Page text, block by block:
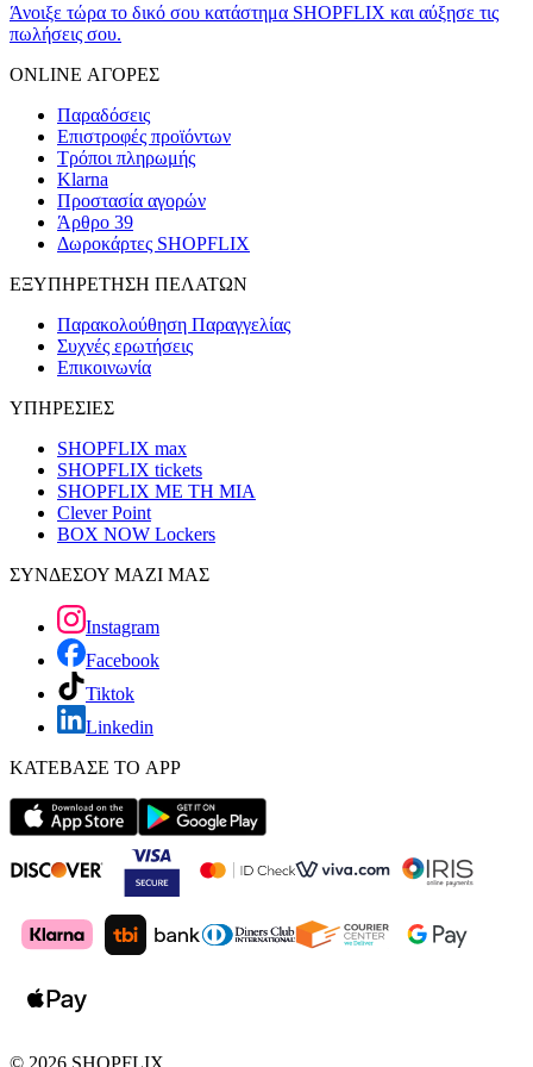
Άνοιξε τώρα το δικό σου κατάστημα SHOPFLIX και αύξησε τις
πωλήσεις σου.
ONLINE ΑΓΟΡΕΣ
Παραδόσεις
Επιστροφές προϊόντων
Τρόποι πληρωμής
Klarna
Προστασία αγορών
Άρθρο 39
Δωροκάρτες SHOPFLIX
ΕΞΥΠΗΡΕΤΗΣΗ ΠΕΛΑΤΩΝ
Παρακολούθηση Παραγγελίας
Συχνές ερωτήσεις
Επικοινωνία
ΥΠΗΡΕΣΙΕΣ
SHOPFLIX max
SHOPFLIX tickets
SHOPFLIX ΜΕ ΤΗ ΜΙΑ
Clever Point
BOX NOW Lockers
ΣΥΝΔΕΣΟΥ ΜΑΖΙ ΜΑΣ
Instagram
Facebook
Tiktok
Linkedin
ΚΑΤΕΒΑΣΕ ΤΟ APP
© 2026 SHOPFLIX